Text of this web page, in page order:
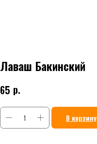
Лаваш Бакинский
65 р.
В корзину